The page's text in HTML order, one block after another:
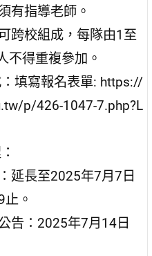
有指導老師。
跨校組成，每隊由1至
不得重複參加。
填寫報名表單: https://
p/426-1047-7.php?L
延長至2025年7月7日
。
告：2025年7月14日